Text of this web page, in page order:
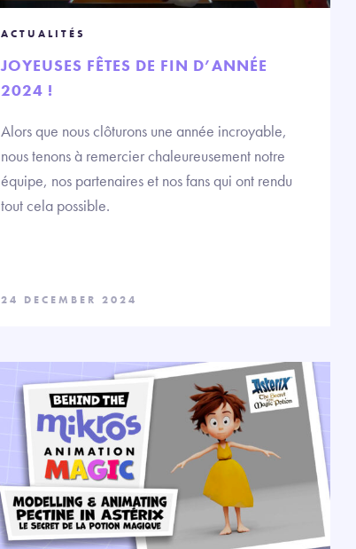
ACTUALITÉS
JOYEUSES FÊTES DE FIN D’ANNÉE
2024 !
Alors que nous clôturons une année incroyable,
nous tenons à remercier chaleureusement notre
équipe, nos partenaires et nos fans qui ont rendu
tout cela possible.
24 DECEMBER 2024